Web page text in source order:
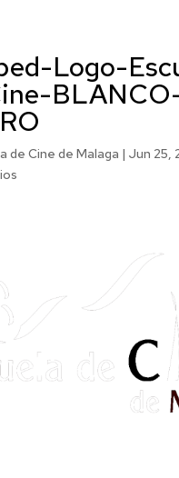
Logo-
de Cine de Malaga | Jun 25,